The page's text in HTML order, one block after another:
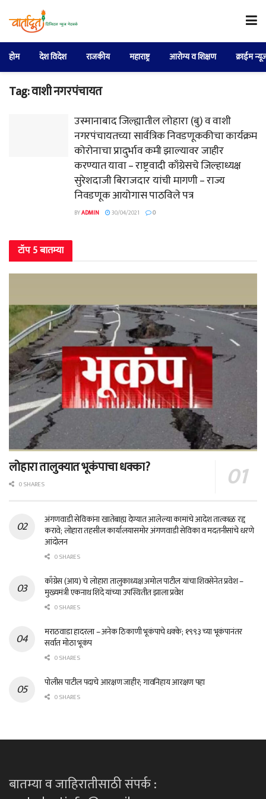
होम देश विदेश राजकीय महाराष्ट्र आरोग्य व शिक्षण क्राईम
Tag:वाशी नगरपंचायत
उस्मानाबाद जिल्ह्यातील लोहारा (बु) व वाशी
नगरपंचायतच्या सार्वत्रिक निवडणूककीचा कार्यक्रम
कोरोनाचा प्रादुर्भाव कमी झाल्यावर जाहीर
करण्यात यावा – राष्ट्रवादी काँग्रेसचे जिल्हाध्यक्ष
सुरेशदाजी बिराजदार यांची मागणी – राज्य
निवडणूक आयोगास पाठविले पत्र
BYADMIN 30/04/2021 0
टॉप 5 बातम्या
लोहारा तालुक्यात भूकंपाचा धक्का?
0 SHARES
अंगणवाडी सेविकांना खातेबाह्य देण्यात आलेल्या कामांचे आदेश तात्काळ रद्द
करावे; लोहारा तहसील कार्यालयासमोर अंगणवाडी सेविका व मदतनीसांचे धरणे
आंदोलन
0 SHARES
काँग्रेस (आय) चे लोहारा तालुकाध्यक्ष अमोल पाटील यांचा शिवसेनेत प्रवेश –
मुख्यमंत्री एकनाथ शिंदे यांच्या उपस्थितीत झाला प्रवेश
0 SHARES
मराठवाडा हादरला – अनेक ठिकाणी भूकंपाचे धक्के; १९९३ च्या भूकंपानंतर
सर्वात मोठा भूकंप
0 SHARES
पोलीस पाटील पदाचे आरक्षण जाहीर; गावनिहाय आरक्षण पहा
0 SHARES
बातम्या व जाहिरातीसाठी संपर्क :